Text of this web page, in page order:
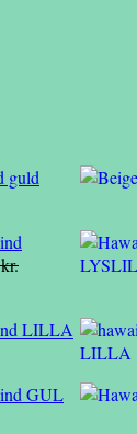
guld
kr.
LILLA
GUL